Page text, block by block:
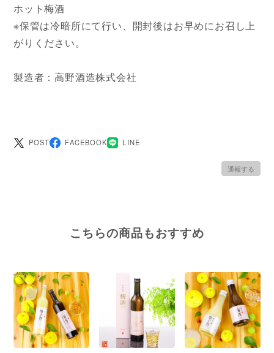
ホット梅酒
※保管は冷暗所にて行い、開封後はお早めにお召し上
がりください。
製造者：高野酒造株式会社
POST FACEBOOK LINE
通報する
こちらの商品もおすすめ